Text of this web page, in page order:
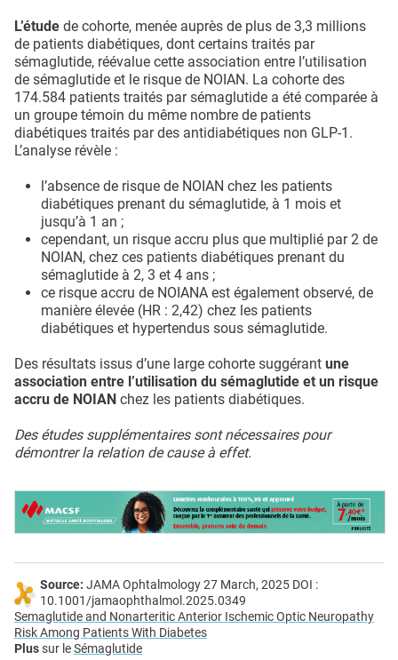
L’étude de cohorte, menée auprès de plus de 3,3 millions
de patients diabétiques, dont certains traités par
sémaglutide, réévalue cette association entre l’utilisation
de sémaglutide et le risque de NOIAN. La cohorte des
174.584 patients traités par sémaglutide a été comparée à
un groupe témoin du même nombre de patients
diabétiques traités par des antidiabétiques non GLP-1.
L’analyse révèle :
l’absence de risque de NOIAN chez les patients
diabétiques prenant du sémaglutide, à 1 mois et
jusqu’à 1 an ;
cependant, un risque accru plus que multiplié par 2 de
NOIAN, chez ces patients diabétiques prenant du
sémaglutide à 2, 3 et 4 ans ;
ce risque accru de NOIANA est également observé, de
manière élevée (HR : 2,42) chez les patients
diabétiques et hypertendus sous sémaglutide.
Des résultats issus d’une large cohorte suggérant une
association entre l’utilisation du sémaglutide et un risque
accru de NOIAN chez les patients diabétiques.
Des études supplémentaires sont nécessaires pour
démontrer la relation de cause à effet.
Source: JAMA Ophtalmology 27 March, 2025 DOI :
10.1001/jamaophthalmol.2025.0349
Semaglutide and Nonarteritic Anterior Ischemic Optic Neuropathy
Risk Among Patients With Diabetes
Plussur leSémaglutide